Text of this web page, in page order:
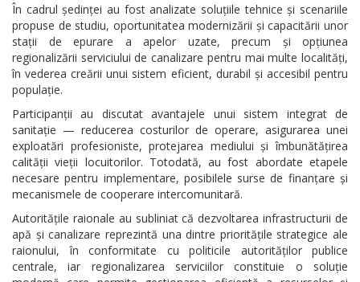
În cadrul ședinței au fost analizate soluțiile tehnice și scenariile
propuse de studiu, oportunitatea modernizării și capacitării unor
stații de epurare a apelor uzate, precum și opțiunea
regionalizării serviciului de canalizare pentru mai multe localități,
în vederea creării unui sistem eficient, durabil și accesibil pentru
populație.
Participanții au discutat avantajele unui sistem integrat de
sanitație — reducerea costurilor de operare, asigurarea unei
exploatări profesioniste, protejarea mediului și îmbunătățirea
calității vieții locuitorilor. Totodată, au fost abordate etapele
necesare pentru implementare, posibilele surse de finanțare și
mecanismele de cooperare intercomunitară.
Autoritățile raionale au subliniat că dezvoltarea infrastructurii de
apă și canalizare reprezintă una dintre prioritățile strategice ale
raionului, în conformitate cu politicile autorităților publice
centrale, iar regionalizarea serviciilor constituie o soluție